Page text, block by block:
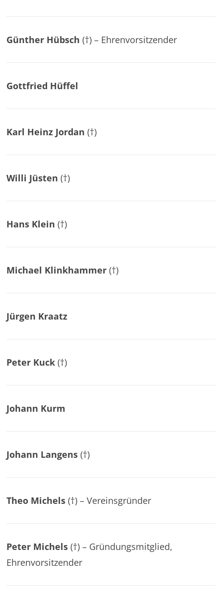
Günther Hübsch (†) – Ehrenvorsitzender
Gottfried Hüffel
Karl Heinz Jordan (†)
Willi Jüsten (†)
Hans Klein (†)
Michael Klinkhammer (†)
Jürgen Kraatz
Peter Kuck (†)
Johann Kurm
Johann Langens (†)
Theo Michels (†) – Vereinsgründer
Peter Michels (†) – Gründungsmitglied,
Ehrenvorsitzender